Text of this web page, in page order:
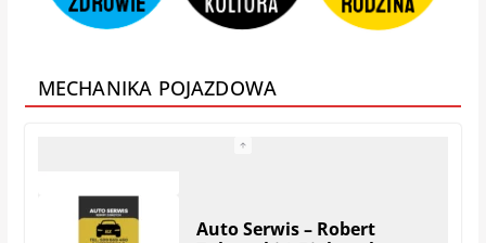
MECHANIKA POJAZDOWA
Zubrzycki | Białystok